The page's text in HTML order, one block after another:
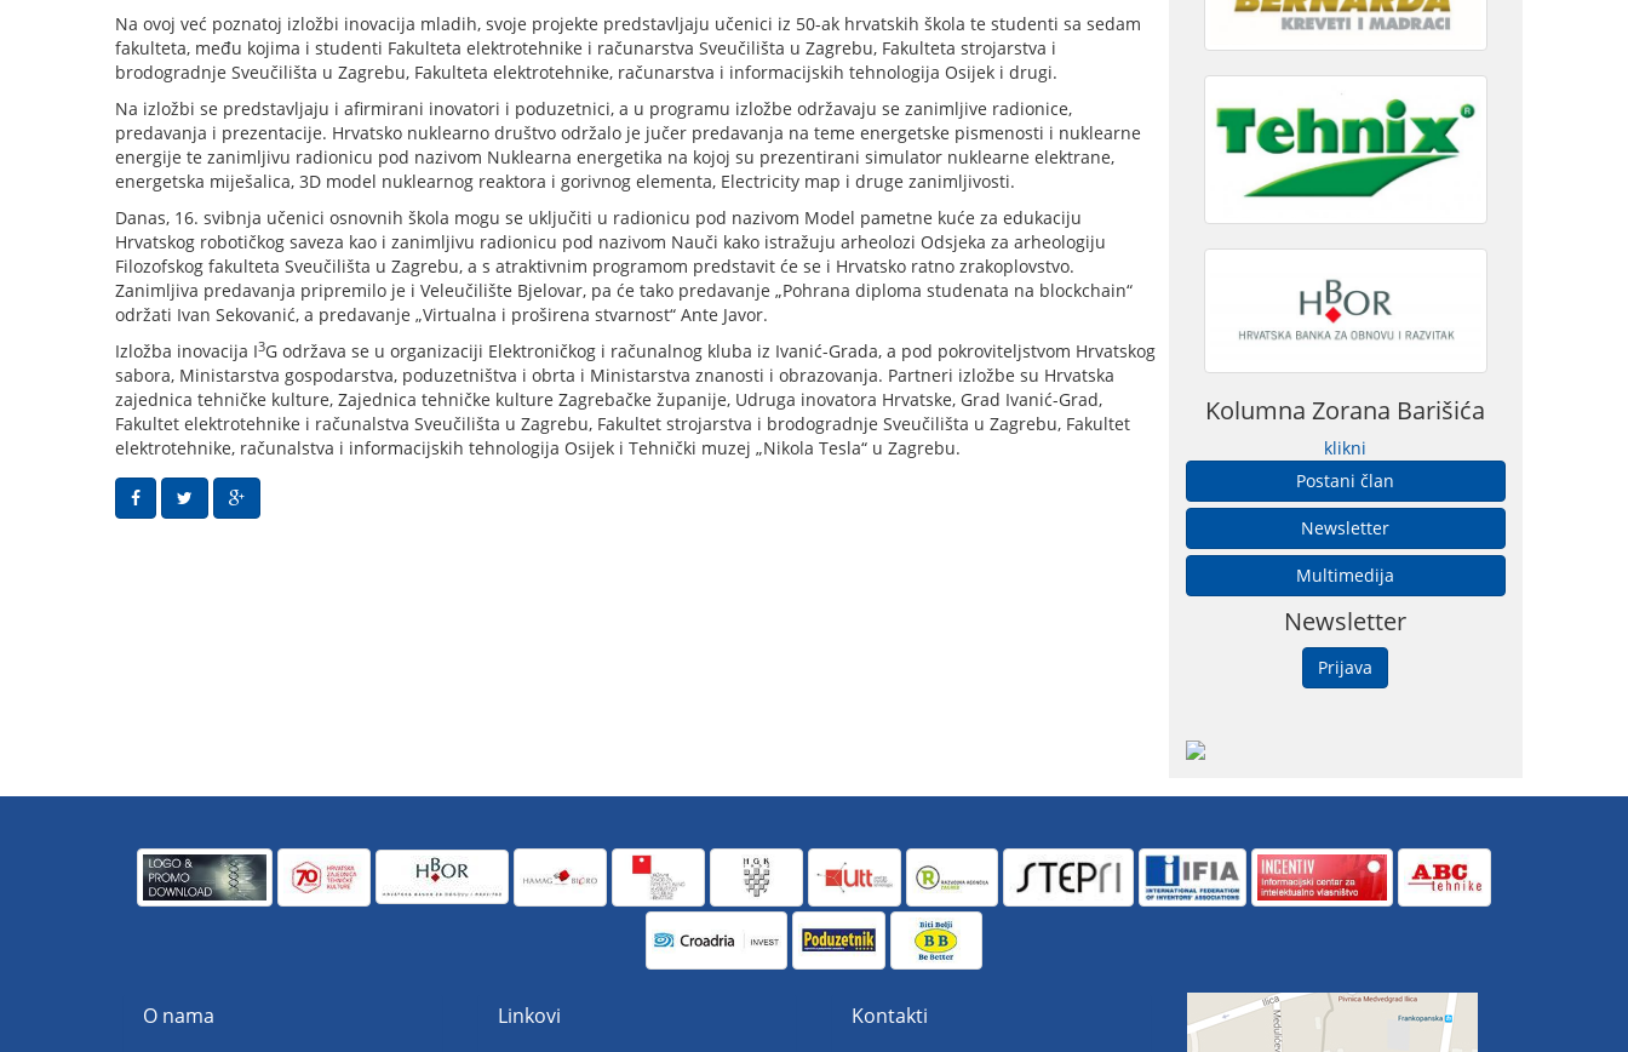
Na ovoj već poznatoj izložbi inovacija mladih, svoje projekte predstavljaju učenici iz 50-ak hrvatskih škola te studenti sa sedam
fakulteta, među kojima i studenti Fakulteta elektrotehnike i računarstva Sveučilišta u Zagrebu, Fakulteta strojarstva i
brodogradnje Sveučilišta u Zagrebu, Fakulteta elektrotehnike, računarstva i informacijskih tehnologija Osijek i drugi.
Na izložbi se predstavljaju i afirmirani inovatori i poduzetnici, a u programu izložbe održavaju se zanimljive radionice,
predavanja i prezentacije. Hrvatsko nuklearno društvo održalo je jučer predavanja na teme energetske pismenosti i nuklearne
energije te zanimljivu radionicu pod nazivom Nuklearna energetika na kojoj su prezentirani simulator nuklearne elektrane,
energetska miješalica, 3D model nuklearnog reaktora i gorivnog elementa, Electricity map i druge zanimljivosti.
Danas, 16. svibnja učenici osnovnih škola mogu se uključiti u radionicu pod nazivom Model pametne kuće za edukaciju
Hrvatskog robotičkog saveza kao i zanimljivu radionicu pod nazivom Nauči kako istražuju arheolozi Odsjeka za arheologiju
Filozofskog fakulteta Sveučilišta u Zagrebu, a s atraktivnim programom predstavit će se i Hrvatsko ratno zrakoplovstvo.
Zanimljiva predavanja pripremilo je i Veleučilište Bjelovar, pa će tako predavanje „Pohrana diploma studenata na blockchain“
održati Ivan Sekovanić, a predavanje „Virtualna i proširena stvarnost“ Ante Javor.
Izložba inovacija I3G održava se u organizaciji Elektroničkog i računalnog kluba iz Ivanić-Grada, a pod pokroviteljstvom Hrvatskog
sabora, Ministarstva gospodarstva, poduzetništva i obrta i Ministarstva znanosti i obrazovanja. Partneri izložbe su Hrvatska
zajednica tehničke kulture, Zajednica tehničke kulture Zagrebačke županije, Udruga inovatora Hrvatske, Grad Ivanić-Grad,
Fakultet elektrotehnike i računalstva Sveučilišta u Zagrebu, Fakultet strojarstva i brodogradnje Sveučilišta u Zagrebu, Fakultet
elektrotehnike, računalstva i informacijskih tehnologija Osijek i Tehnički muzej „Nikola Tesla“ u Zagrebu.
Kolumna Zorana Barišića
klikni
Postani član
Newsletter
Multimedija
Newsletter
Prijava
O nama Linkovi Kontakti